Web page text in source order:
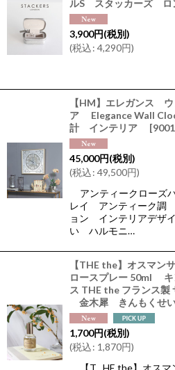
ルS スタッカーズ
3,900円(税別)
(税込: 4,290円)
【HM】エレガンス
ア Elegance Wall
計 インテリア
[
45,000円(税別)
(税込: 49,500円)
アンティークローズ
レイ アンティーク調
ョン インテリアデ
い ハルモニ…
【THE the】オスマン
ロースプレー 50ml
ス THE the フランス製
金木犀 きんもくせ
1,700円(税別)
(税込: 1,870円)
【T HE the】オスマ